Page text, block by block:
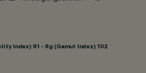
Index) 91 - Rg (Gamut Index) 102